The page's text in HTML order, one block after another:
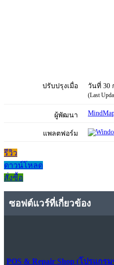
ปรับปรุงเมื่อ วันที่ 30
(Last
ผู้พัฒนา
แพลตฟอร์ม
รีวิว
ดาวน์โหลด
สั่งซื้อ
ซอฟต์แวร์ที่เกี่ยวข้อง
POS & Repair Shop (โปรแก